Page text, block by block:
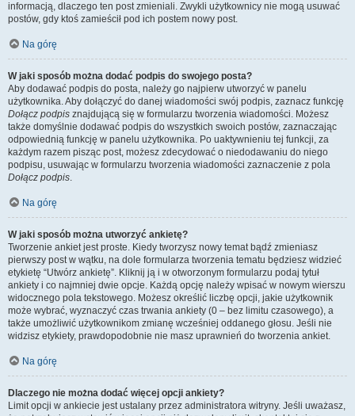
informacją, dlaczego ten post zmieniali. Zwykli użytkownicy nie mogą usuwać
postów, gdy ktoś zamieścił pod ich postem nowy post.
Na górę
W jaki sposób można dodać podpis do swojego posta?
Aby dodawać podpis do posta, należy go najpierw utworzyć w panelu
użytkownika. Aby dołączyć do danej wiadomości swój podpis, zaznacz funkcję
Dołącz podpis znajdującą się w formularzu tworzenia wiadomości. Możesz
także domyślnie dodawać podpis do wszystkich swoich postów, zaznaczając
odpowiednią funkcję w panelu użytkownika. Po uaktywnieniu tej funkcji, za
każdym razem pisząc post, możesz zdecydować o niedodawaniu do niego
podpisu, usuwając w formularzu tworzenia wiadomości zaznaczenie z pola
Dołącz podpis.
Na górę
W jaki sposób można utworzyć ankietę?
Tworzenie ankiet jest proste. Kiedy tworzysz nowy temat bądź zmieniasz
pierwszy post w wątku, na dole formularza tworzenia tematu będziesz widzieć
etykietę “Utwórz ankietę”. Kliknij ją i w otworzonym formularzu podaj tytuł
ankiety i co najmniej dwie opcje. Każdą opcję należy wpisać w nowym wierszu
widocznego pola tekstowego. Możesz określić liczbę opcji, jakie użytkownik
może wybrać, wyznaczyć czas trwania ankiety (0 – bez limitu czasowego), a
także umożliwić użytkownikom zmianę wcześniej oddanego głosu. Jeśli nie
widzisz etykiety, prawdopodobnie nie masz uprawnień do tworzenia ankiet.
Na górę
Dlaczego nie można dodać więcej opcji ankiety?
Limit opcji w ankiecie jest ustalany przez administratora witryny. Jeśli uważasz,